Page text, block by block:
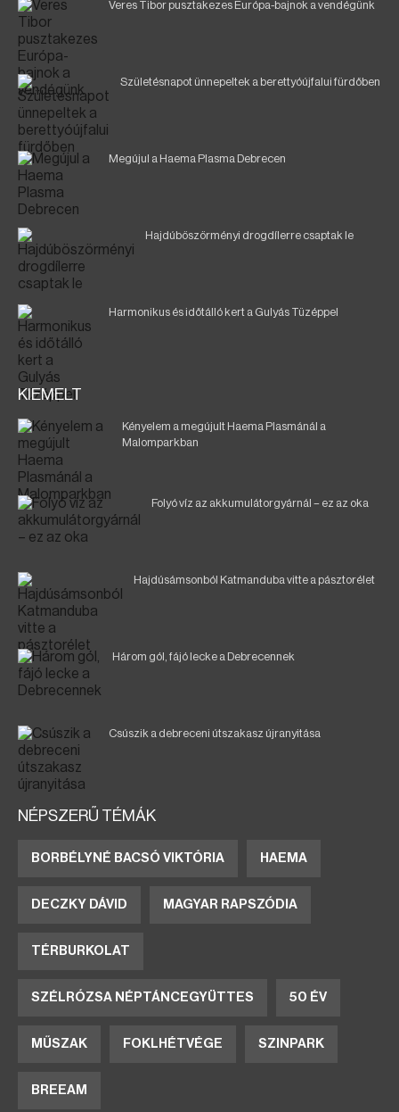
Veres Tibor pusztakezes Európa-bajnok a vendégünk
Születésnapot ünnepeltek a berettyóújfalui fürdőben
Megújul a Haema Plasma Debrecen
Hajdúböszörményi drogdílerre csaptak le
Harmonikus és időtálló kert a Gulyás Tüzéppel
KIEMELT
Kényelem a megújult Haema Plasmánál a
Malomparkban
Folyó víz az akkumulátorgyárnál – ez az oka
Hajdúsámsonból Katmanduba vitte a pásztorélet
Három gól, fájó lecke a Debrecennek
Csúszik a debreceni útszakasz újranyitása
NÉPSZERŰ TÉMÁK
BORBÉLYNÉ BACSÓ VIKTÓRIA HAEMA
DECZKY DÁVID MAGYAR RAPSZÓDIA
TÉRBURKOLAT
SZÉLRÓZSA NÉPTÁNCEGYÜTTES 50 ÉV
MŰSZAK FOKLHÉTVÉGE SZINPARK
BREEAM